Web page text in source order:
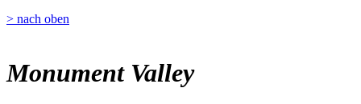
> nach oben
Monument Valley